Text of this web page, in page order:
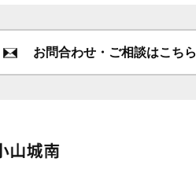
お問合わせ・ご相談はこちら